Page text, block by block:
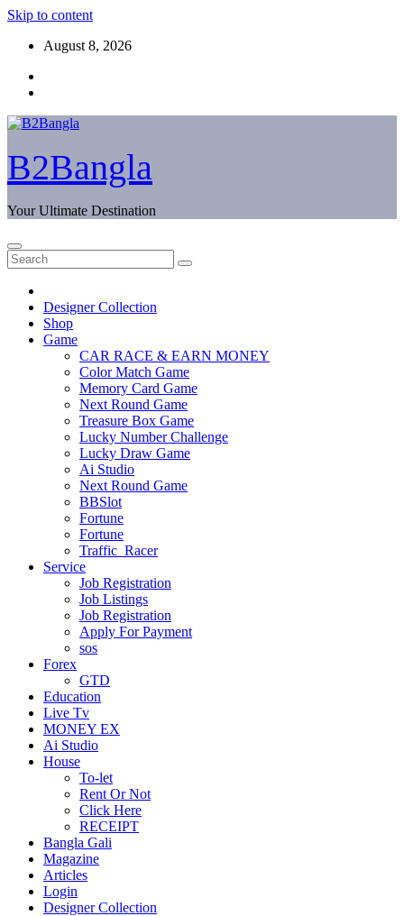
Skip to content
August 8, 2026
B2Bangla
Your Ultimate Destination
Designer Collection
Shop
Game
CAR RACE & EARN MONEY
Color Match Game
Memory Card Game
Next Round Game
Treasure Box Game
Lucky Number Challenge
Lucky Draw Game
Ai Studio
Next Round Game
BBSlot
Fortune
Fortune
Traffic_Racer
Service
Job Registration
Job Listings
Job Registration
Apply For Payment
sos
Forex
GTD
Education
Live Tv
MONEY EX
Ai Studio
House
To-let
Rent Or Not
Click Here
RECEIPT
Bangla Gali
Magazine
Articles
Login
Designer Collection